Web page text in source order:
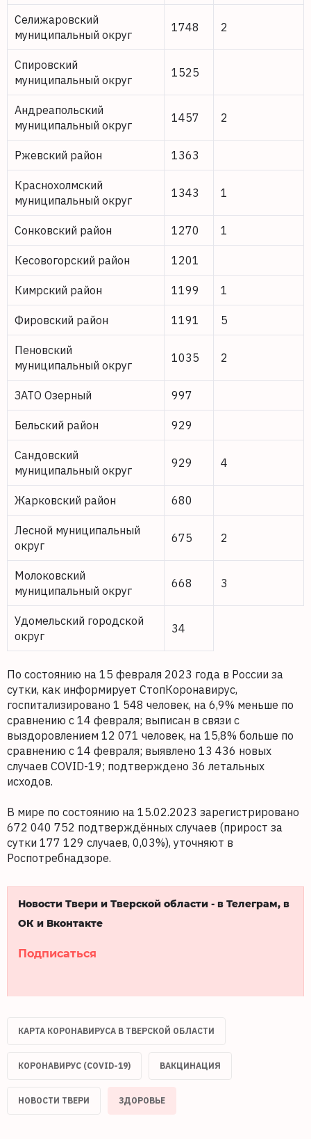
Селижаровский
муниципальный округ
1748 2
Спировский
муниципальный округ
1525
Андреапольский
муниципальный округ
1457 2
Ржевский район 1363
Краснохолмский
муниципальный округ
1343 1
Сонковский район 1270 1
Кесовогорский район 1201
Кимрский район 1199 1
Фировский район 1191 5
Пеновский
муниципальный округ
1035 2
ЗАТО Озерный 997
Бельский район 929
Сандовский
муниципальный округ
929 4
Жарковский район 680
Лесной муниципальный
округ
675 2
Молоковский
муниципальный округ
668 3
Удомельский городской
округ
34
По состоянию на 15 февраля 2023 года в России за
сутки, как информирует СтопКоронавирус,
госпитализировано 1 548 человек, на 6,9% меньше по
сравнению с 14 февраля; выписан в связи с
выздоровлением 12 071 человек, на 15,8% больше по
сравнению с 14 февраля; выявлено 13 436 новых
случаев COVID-19; подтверждено 36 летальных
исходов.
В мире по состоянию на 15.02.2023 зарегистрировано
672 040 752 подтверждённых случаев (прирост за
сутки 177 129 случаев, 0,03%), уточняют в
Роспотребнадзоре.
Новости Твери и Тверской области - в Телеграм, в
ОК и Вконтакте
Подписаться
КАРТА КОРОНАВИРУСА В ТВЕРСКОЙ ОБЛАСТИ
КОРОНАВИРУС (COVID-19) ВАКЦИНАЦИЯ
НОВОСТИ ТВЕРИ ЗДОРОВЬЕ